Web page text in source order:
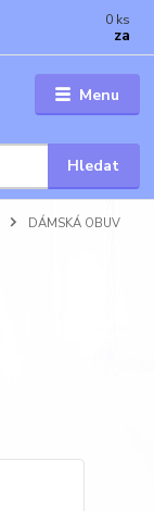
Menu
Hledat
0 ks
za
DÁMSKÁ OBUV